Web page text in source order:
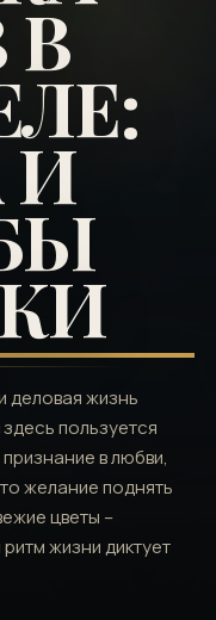
В
И
деловая жизнь
пользуется
в любви,
желание поднять
цветы –
жизни диктует